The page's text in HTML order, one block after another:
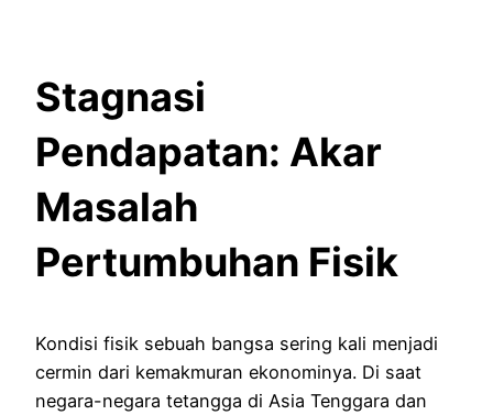
Stagnasi
Pendapatan: Akar
Masalah
Pertumbuhan Fisik
Kondisi fisik sebuah bangsa sering kali menjadi
cermin dari kemakmuran ekonominya. Di saat
negara-negara tetangga di Asia Tenggara dan